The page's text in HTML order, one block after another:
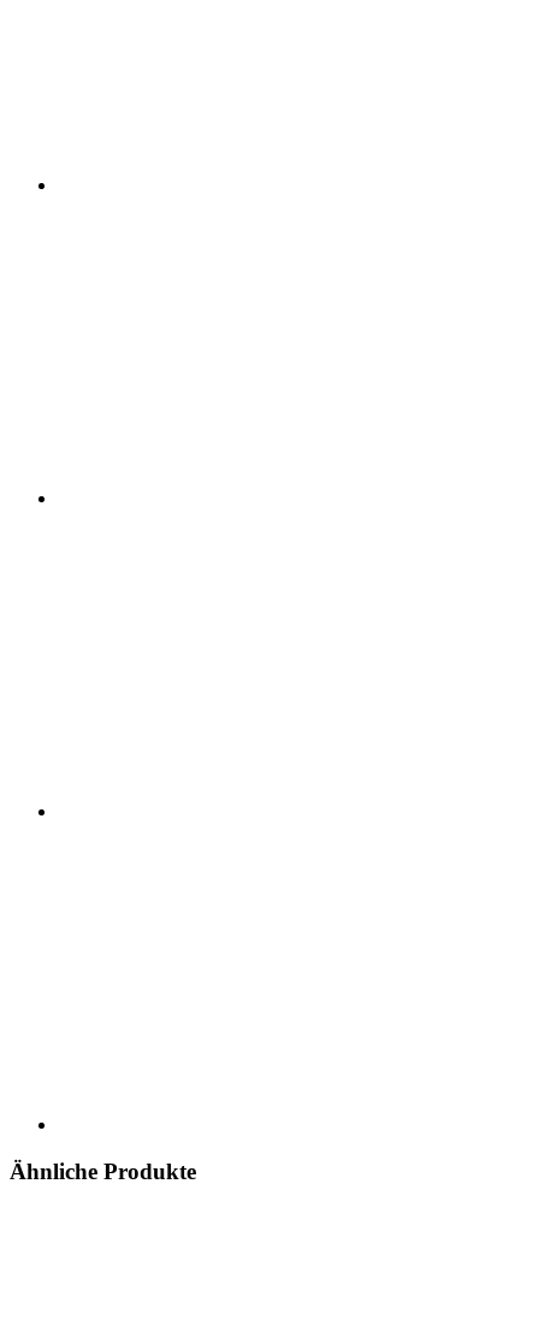
Ähnliche Produkte